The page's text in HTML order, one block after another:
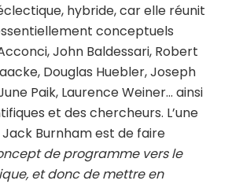
hybride, car elle réunit
conceptuels
John Baldessari, Robert
Douglas Huebler, Joseph
Paik, Laurence Weiner… ainsi
et des chercheurs. L’une
Jack Burnham est de faire
de programme vers le
et donc de mettre en